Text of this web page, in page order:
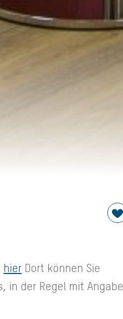
hierDort können Sie
in der Regel mit Angabe